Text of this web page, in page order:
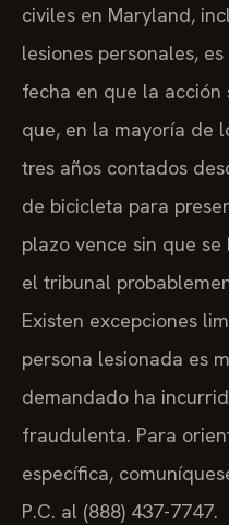
civiles en Maryland,
lesiones personales,
fecha en que la acción
que, en la mayoría de
tres años contados
de bicicleta para
plazo vence sin que
el tribunal
Existen excepciones
persona lesionada es
demandado ha
fraudulenta. Para
específica,
P.C. al (888) 437-7747.